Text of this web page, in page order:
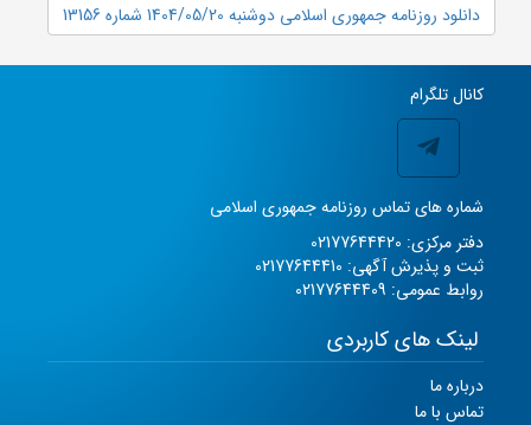
دانلود روزنامه جمهوری اسلامی دوشنبه 1404/05/20 شماره 13156
کانال تلگرام
شماره های تماس روزنامه جمهوری اسلامی
دفتر مرکزی: 02177644420
ثبت و پذیرش آگهی: 02177644410
روابط عمومی: 02177644409
لینک های کاربردی
درباره ما
تماس با ما